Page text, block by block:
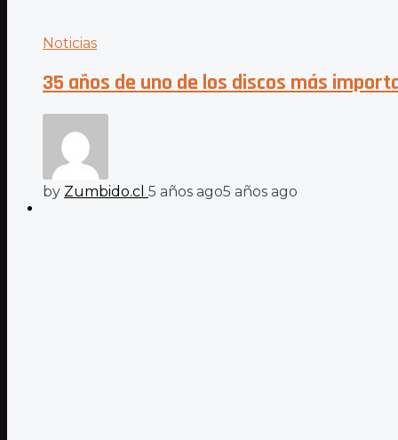
Noticias
35 años de uno de los discos más
by Zumbido.cl 5 años ago5 años ago